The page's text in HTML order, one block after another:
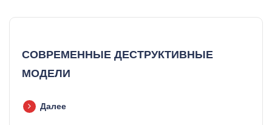
СОВРЕМЕННЫЕ ДЕСТРУКТИВНЫЕ
МОДЕЛИ
Далее